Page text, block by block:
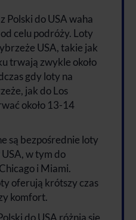
Polski do USA waha
celu podróży. Loty
USA, takie jak
trwają zwykle około
gdy loty na
jak do Los
około 13-14
są bezpośrednie loty
w tym do
i Miami.
oferują krótszy czas
komfort.
do USA różnią się